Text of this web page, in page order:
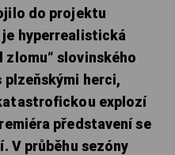
do projektu
je hyperrealistická
zlomu“ slovinského
plzeňskými herci,
explozí
představení se
V průběhu sezóny